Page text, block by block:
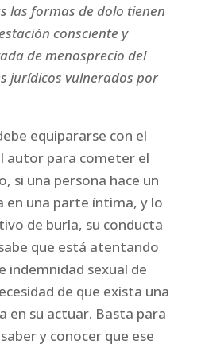
las formas de dolo tienen
consciente y
de menosprecio del
jurídicos vulnerados por
equipararse con el
autor para cometer el
si una persona hace un
una parte íntima, y lo
de burla, su conducta
que está atentando
indemnidad sexual de
de que exista una
en su actuar. Basta para
y conocer que ese